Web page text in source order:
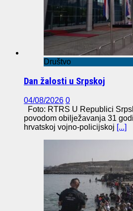
Društvo
Dan žalosti u Srpskoj
04/08/2026 0
Foto: RTRS U Republici
povodom obilježavanja 31
hrvatskoj vojno-policijskoj [...]